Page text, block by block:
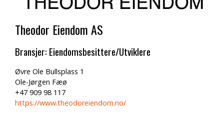
Theodor Eiendom AS
Bransjer: Eiendomsbesittere/Utviklere
Øvre Ole Bullsplass 1
Ole-Jørgen Fæø
+47 909 98 117
https://www.theodoreiendom.no/